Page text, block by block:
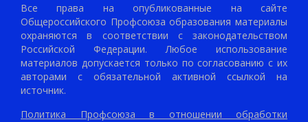
Все права на опубликованные на сайте
Общероссийского Профсоюза образования материалы
охраняются в соответствии с законодательством
Российской Федерации. Любое использование
материалов допускается только по согласованию с их
авторами с обязательной активной ссылкой на
источник.
Политика Профсоюза в отношении обработки